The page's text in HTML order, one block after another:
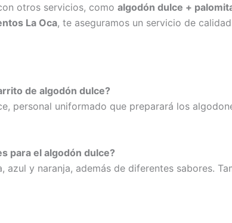
otros servicios, como algodón dulce +
La Oca, te aseguramos un servicio de
de algodón dulce?
personal uniformado que preparará los
para el algodón dulce?
y naranja, además de diferentes sabores.